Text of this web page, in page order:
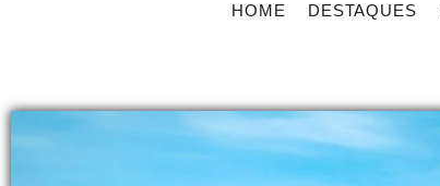
HOME DESTAQUES